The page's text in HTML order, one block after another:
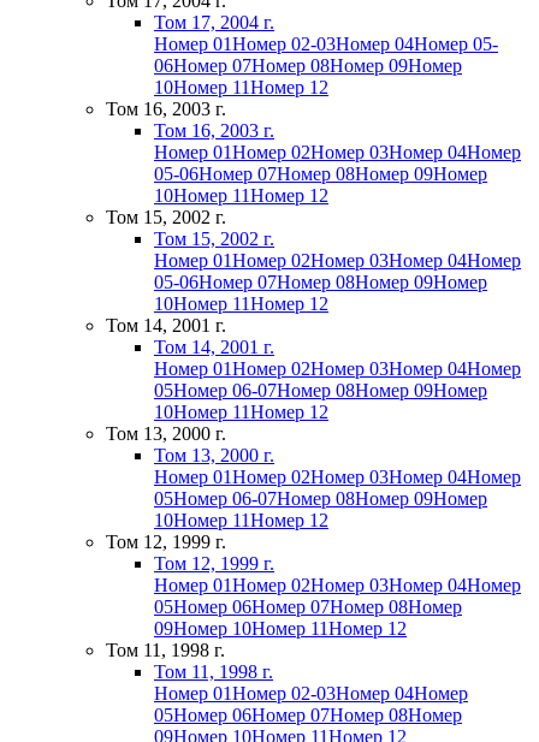
Том 17, 2004 г.
Номер 01Номер 02-03Номер 04Номер 05-
06Номер 07Номер 08Номер 09Номер
10Номер 11Номер 12
Том 16, 2003 г.
Том 16, 2003 г.
Номер 01Номер 02Номер 03Номер 04Номер
05-06Номер 07Номер 08Номер 09Номер
10Номер 11Номер 12
Том 15, 2002 г.
Том 15, 2002 г.
Номер 01Номер 02Номер 03Номер 04Номер
05-06Номер 07Номер 08Номер 09Номер
10Номер 11Номер 12
Том 14, 2001 г.
Том 14, 2001 г.
Номер 01Номер 02Номер 03Номер 04Номер
05Номер 06-07Номер 08Номер 09Номер
10Номер 11Номер 12
Том 13, 2000 г.
Том 13, 2000 г.
Номер 01Номер 02Номер 03Номер 04Номер
05Номер 06-07Номер 08Номер 09Номер
10Номер 11Номер 12
Том 12, 1999 г.
Том 12, 1999 г.
Номер 01Номер 02Номер 03Номер 04Номер
05Номер 06Номер 07Номер 08Номер
09Номер 10Номер 11Номер 12
Том 11, 1998 г.
Том 11, 1998 г.
Номер 01Номер 02-03Номер 04Номер
05Номер 06Номер 07Номер 08Номер
09Номер 10Номер 11Номер 12